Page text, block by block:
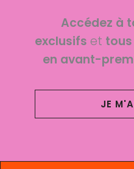
Accédez à
exclusifs et
en avant-
JE